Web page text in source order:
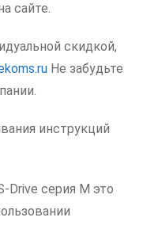
сайте.
скидкой,
Не забудьте
инструкций
Drive серия M это